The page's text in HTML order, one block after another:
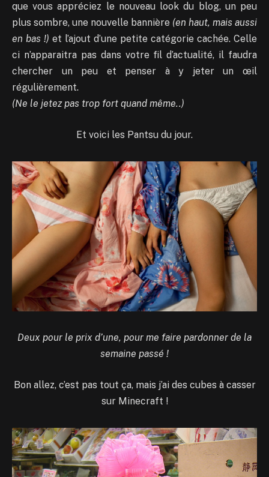
que vous appréciez le nouveau look du blog, un peu
plus sombre, une nouvelle bannière (en haut, mais aussi
en bas !) et l’ajout d’une petite catégorie cachée. Celle
ci n’apparaitra pas dans votre fil d’actualité, il faudra
chercher un peu et penser à y jeter un œil
régulièrement.
(Ne le jetez pas trop fort quand même..)
Et voici les Pantsu du jour.
Deux pour le prix d’une, pour me faire pardonner de la
semaine passé !
Bon allez, c’est pas tout ça, mais j’ai des cubes à casser
sur Minecraft !